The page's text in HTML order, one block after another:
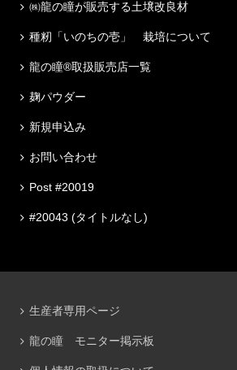
㈱龍の瞳が販売する土壌改良材
種籾「いのちの壱」 栽培について
龍の瞳®取扱販売店一覧
麹パウダー
新規申込み
お問い合わせ
Post #20019
#20043 (タイトルなし)
生産者専用ページ
龍の瞳 モニター掲示板